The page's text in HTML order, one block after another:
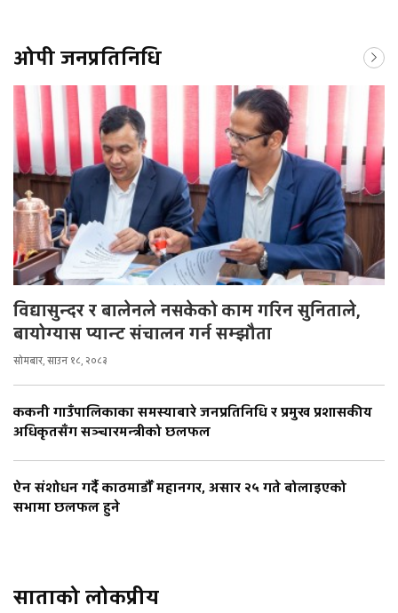
ओपी जनप्रतिनिधि
विद्यासुन्दर र बालेनले नसकेको काम गरिन सुनिताले,
बायोग्यास प्यान्ट संचालन गर्न सम्झौता
सोमबार, साउन १८, २०८३
ककनी गाउँपालिकाका समस्याबारे जनप्रतिनिधि र प्रमुख प्रशासकीय
अधिकृतसँग सञ्चारमन्त्रीको छलफल
ऐन संशोधन गर्दै काठमाडौँ महानगर, असार २५ गते बोलाइएको
सभामा छलफल हुने
साताको लोकप्रीय